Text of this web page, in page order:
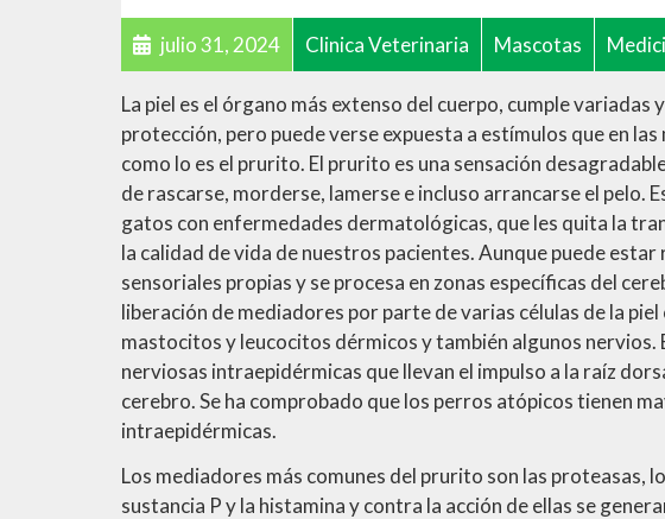
julio 31, 2024 Clinica Veterinaria Mascotas
La piel es el órgano más extenso del cuerpo, cumple
protección, pero puede verse expuesta a estímulos que en
como lo es el prurito. El prurito es una sensación
de rascarse, morderse, lamerse e incluso arrancarse el pelo.
gatos con enfermedades dermatológicas, que les quita la
la calidad de vida de nuestros pacientes. Aunque puede
sensoriales propias y se procesa en zonas específicas del
liberación de mediadores por parte de varias células de la
mastocitos y leucocitos dérmicos y también algunos
nerviosas intraepidérmicas que llevan el impulso a la raíz
cerebro. Se ha comprobado que los perros atópicos tienen
intraepidérmicas.
Los mediadores más comunes del prurito son las proteasas,
sustancia P y la histamina y contra la acción de ellas se